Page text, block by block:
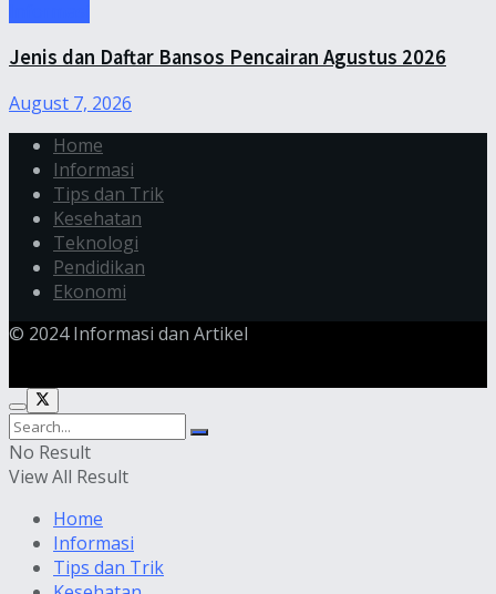
Jenis dan Daftar Bansos Pencairan Agustus 2026
August 7, 2026
Home
Informasi
Tips dan Trik
Kesehatan
Teknologi
Pendidikan
Ekonomi
© 2024 Informasi dan Artikel
No Result
View All Result
Home
Informasi
Tips dan Trik